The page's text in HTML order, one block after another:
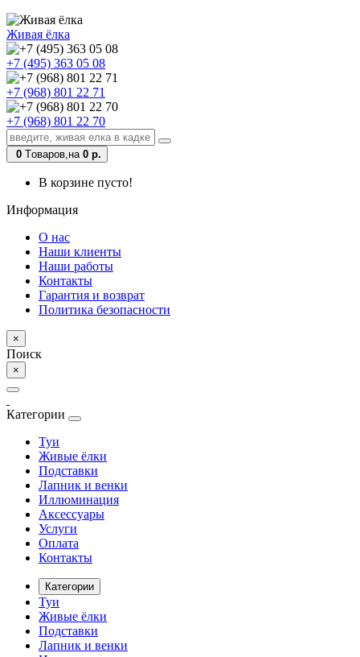
Живая ёлка
+7 (495) 363 05 08
+7 (968) 801 22 71
+7 (968) 801 22 70
0 Tоваров,на 0 р.
В корзине пусто!
Информация
О нас
Наши клиенты
Наши работы
Контакты
Гарантия и возврат
Политика безопасности
×
Поиск
×
Категории
Туи
Живые ёлки
Подставки
Лапник и венки
Иллюминация
Аксессуары
Услуги
Оплата
Контакты
Категории
Туи
Живые ёлки
Подставки
Лапник и венки